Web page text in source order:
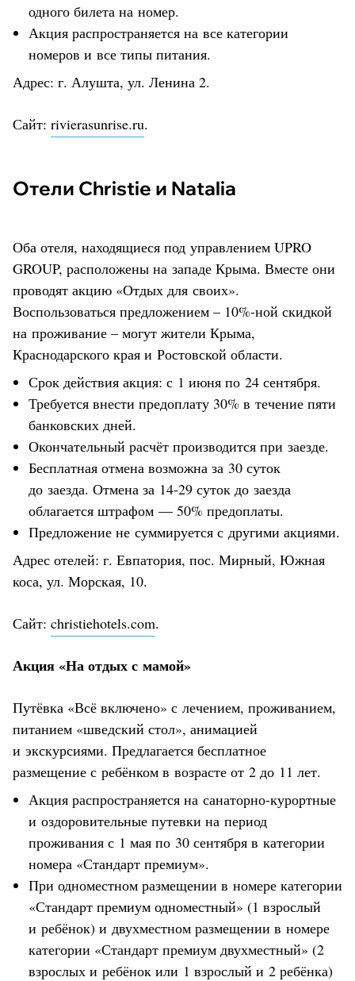
одного билета на номер.
Акция распространяется на все категории
номеров и все типы питания.
Адрес: г. Алушта, ул. Ленина 2.
Сайт: rivierasunrise.ru.
Отели Christie и Natalia
Оба отеля, находящиеся под управлением UPRO
GROUP, расположены на западе Крыма. Вместе они
проводят акцию «Отдых для своих».
Воспользоваться предложением – 10%-ной скидкой
на проживание – могут жители Крыма,
Краснодарского края и Ростовской области.
Срок действия акция: с 1 июня по 24 сентября.
Требуется внести предоплату 30% в течение пяти
банковских дней.
Окончательный расчёт производится при заезде.
Бесплатная отмена возможна за 30 суток
до заезда. Отмена за 14-29 суток до заезда
облагается штрафом — 50% предоплаты.
Предложение не суммируется с другими акциями.
Адрес отелей: г. Евпатория, пос. Мирный, Южная
коса, ул. Морская, 10.
Сайт: christiehotels.com.
Акция «На отдых с мамой»
Путёвка «Всё включено» с лечением, проживанием,
питанием «шведский стол», анимацией
и экскурсиями. Предлагается бесплатное
размещение с ребёнком в возрасте от 2 до 11 лет.
Акция распространяется на санаторно-курортные
и оздоровительные путевки на период
проживания с 1 мая по 30 сентября в категории
номера «Стандарт премиум».
При одноместном размещении в номере категории
«Стандарт премиум одноместный» (1 взрослый
и ребёнок) и двухместном размещении в номере
категории «Стандарт премиум двухместный» (2
взрослых и ребёнок или 1 взрослый и 2 ребёнка)